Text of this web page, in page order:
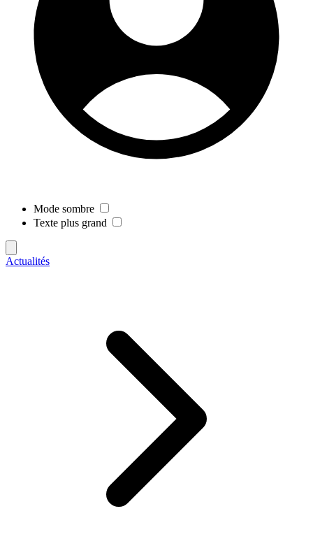
Mode sombre
Texte plus grand
Actualités